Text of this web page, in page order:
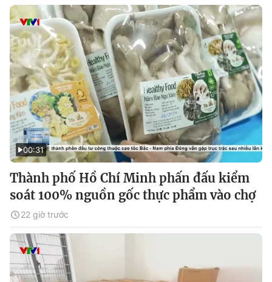
00:31
Thành phố Hồ Chí Minh phấn đấu kiểm
soát 100% nguồn gốc thực phẩm vào chợ
22 giờ trước